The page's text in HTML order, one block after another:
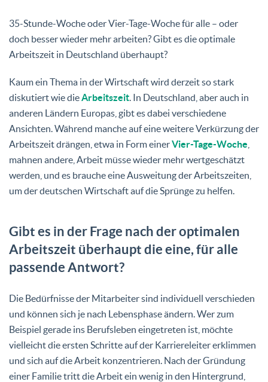
35-Stunde-Woche oder Vier-Tage-Woche für alle – oder
doch besser wieder mehr arbeiten? Gibt es die optimale
Arbeitszeit in Deutschland überhaupt?
Kaum ein Thema in der Wirtschaft wird derzeit so stark
diskutiert wie dieArbeitszeit. In Deutschland, aber auch in
anderen Ländern Europas, gibt es dabei verschiedene
Ansichten. Während manche auf eine weitere Verkürzung der
Arbeitszeit drängen, etwa in Form einerVier-Tage-Woche
mahnen andere, Arbeit müsse wieder mehr wertgeschätzt
werden, und es brauche eine Ausweitung der Arbeitszeiten,
um der deutschen Wirtschaft auf die Sprünge zu helfen.
Gibt es in der Frage nach der optimalen
Arbeitszeit überhaupt die eine, für alle
passende Antwort?
Die Bedürfnisse der Mitarbeiter sind individuell verschieden
und können sich je nach Lebensphase ändern. Wer zum
Beispiel gerade ins Berufsleben eingetreten ist, möchte
vielleicht die ersten Schritte auf der Karriereleiter erklimmen
und sich auf die Arbeit konzentrieren. Nach der Gründung
einer Familie tritt die Arbeit ein wenig in den Hintergrund,